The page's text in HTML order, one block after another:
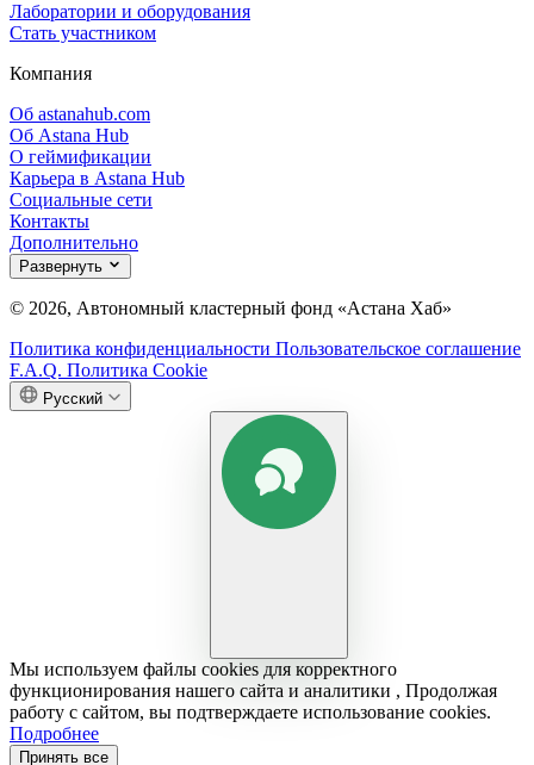
Лаборатории и оборудования
Стать участником
Компания
Об astanahub.com
Об Astana Hub
О геймификации
Карьера в Astana Hub
Социальные сети
Контакты
Дополнительно
Развернуть
© 2026, Автономный кластерный фонд «Астана Хаб»
Политика конфиденциальности Пользовательское соглашение
F.A.Q. Политика Cookie
Русский
Мы используем файлы cookies для корректного
функционирования нашего сайта и аналитики , Продолжая
работу с сайтом, вы подтверждаете использование cookies.
Подробнее
Принять все